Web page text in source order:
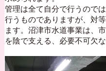
管理は全て自分で行うので
行うものでありますが、対
ます。沼津市水道事業は、
を陰で支える、必要不可欠な